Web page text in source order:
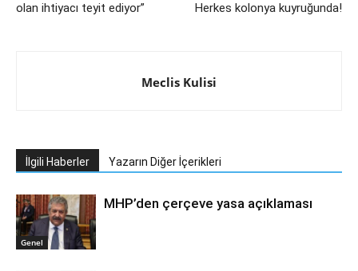
olan ihtiyacı teyit ediyor”
Herkes kolonya kuyruğunda!
Meclis Kulisi
İlgili Haberler Yazarın Diğer İçerikleri
Genel
MHP’den çerçeve yasa açıklaması